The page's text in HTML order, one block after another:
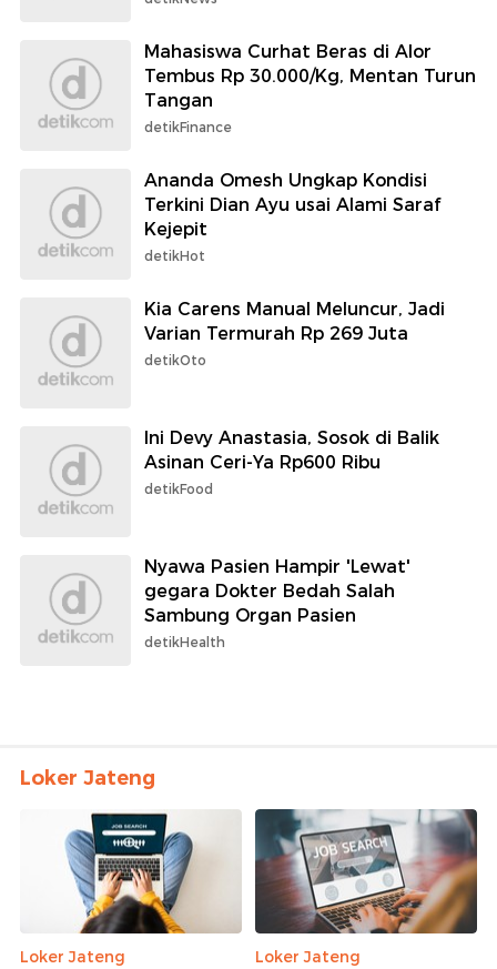
Mahasiswa Curhat Beras di Alor
Tembus Rp 30.000/Kg, Mentan Turun
Tangan
detikFinance
Ananda Omesh Ungkap Kondisi
Terkini Dian Ayu usai Alami Saraf
Kejepit
detikHot
Kia Carens Manual Meluncur, Jadi
Varian Termurah Rp 269 Juta
detikOto
Ini Devy Anastasia, Sosok di Balik
Asinan Ceri-Ya Rp600 Ribu
detikFood
Nyawa Pasien Hampir 'Lewat'
gegara Dokter Bedah Salah
Sambung Organ Pasien
detikHealth
Loker Jateng
Loker Jateng
Loker Jateng